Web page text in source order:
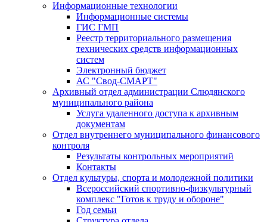
Информационные технологии
Информационные системы
ГИС ГМП
Реестр территориального размещения
технических средств информационных
систем
Электронный бюджет
АС "Свод-СМАРТ"
Архивный отдел администрации Слюдянского
муниципального района
Услуга удаленного доступа к архивным
документам
Отдел внутреннего муниципального финансового
контроля
Результаты контрольных мероприятий
Контакты
Отдел культуры, спорта и молодежной политики
Всероссийский спортивно-физкультурный
комплекс "Готов к труду и обороне"
Год семьи